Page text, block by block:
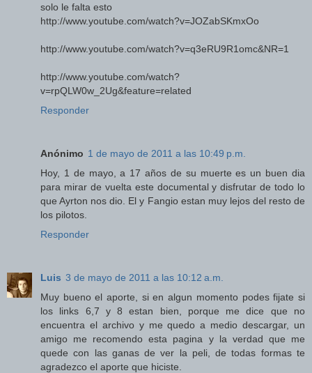
solo le falta esto
http://www.youtube.com/watch?v=JOZabSKmxOo
http://www.youtube.com/watch?v=q3eRU9R1omc&NR=1
http://www.youtube.com/watch?
v=rpQLW0w_2Ug&feature=related
Responder
Anónimo 1 de mayo de 2011 a las 10:49 p.m.
Hoy, 1 de mayo, a 17 años de su muerte es un buen dia
para mirar de vuelta este documental y disfrutar de todo lo
que Ayrton nos dio. El y Fangio estan muy lejos del resto de
los pilotos.
Responder
Luis 3 de mayo de 2011 a las 10:12 a.m.
Muy bueno el aporte, si en algun momento podes fijate si
los links 6,7 y 8 estan bien, porque me dice que no
encuentra el archivo y me quedo a medio descargar, un
amigo me recomendo esta pagina y la verdad que me
quede con las ganas de ver la peli, de todas formas te
agradezco el aporte que hiciste.